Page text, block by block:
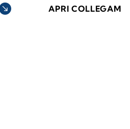
south_east APRI